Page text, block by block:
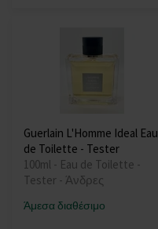
Guerlain L'Homme Ideal Eau
de Toilette - Tester
100ml - Eau de Toilette -
Tester - Άνδρες
Άμεσα διαθέσιμο